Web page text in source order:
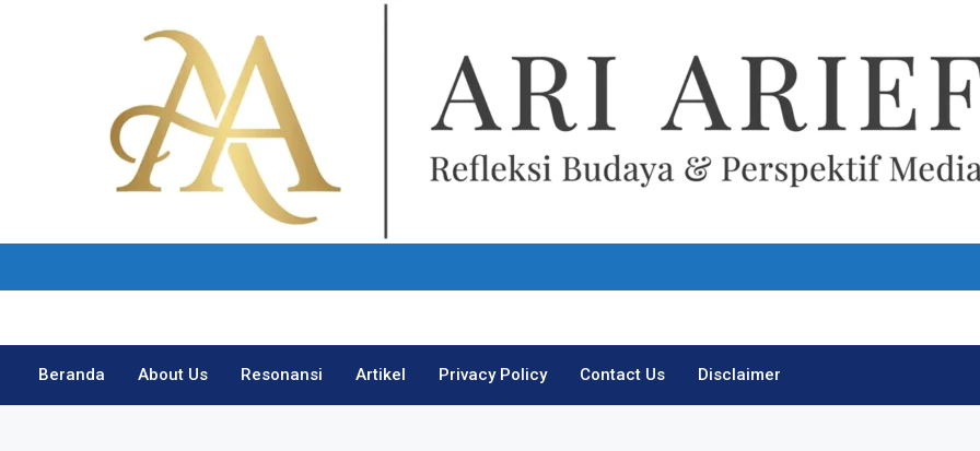
Ari Arief
Beranda About Us Resonansi Artikel Privacy Policy Contact Us Disclaimer